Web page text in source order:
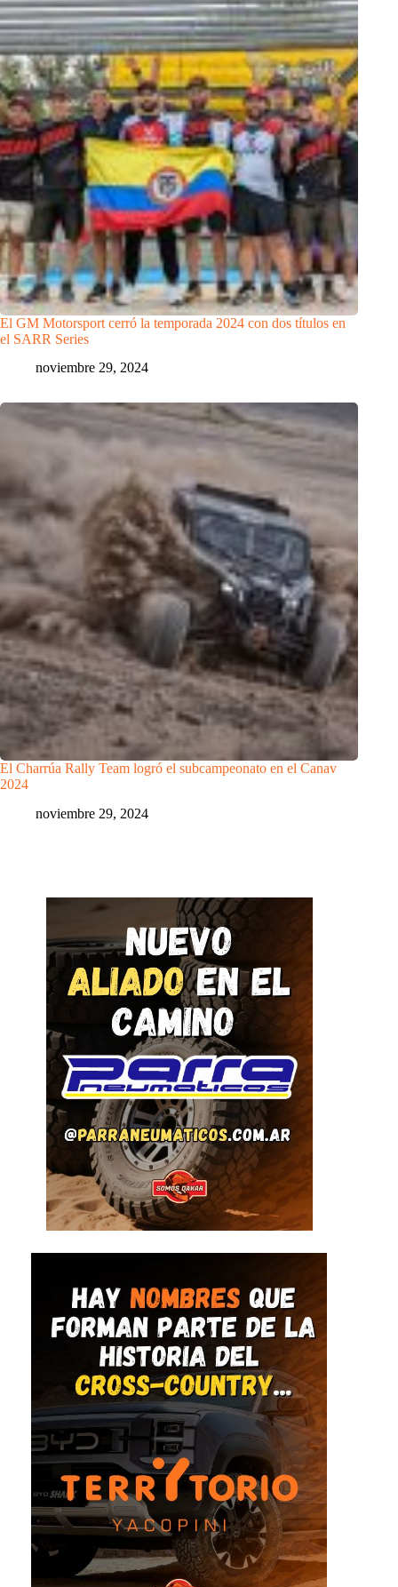
El GM Motorsport cerró la temporada 2024 con dos títulos en
el SARR Series
noviembre 29, 2024
El Charrúa Rally Team logró el subcampeonato en el Canav
2024
noviembre 29, 2024